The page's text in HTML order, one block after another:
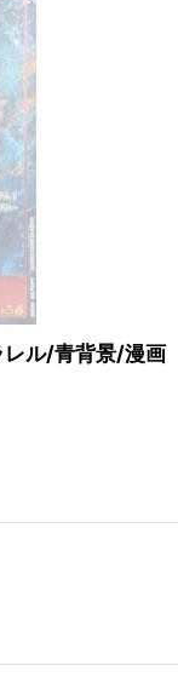
レル/青背景/漫画